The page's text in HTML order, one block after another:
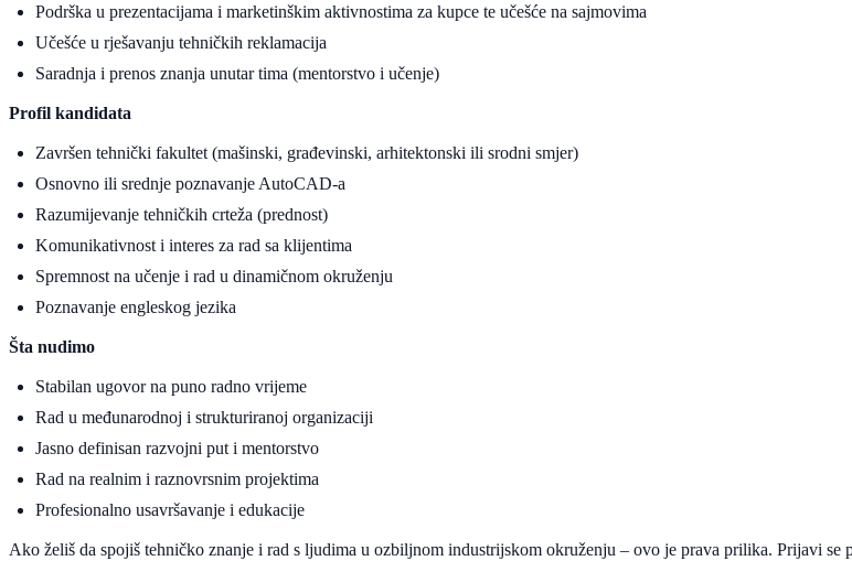
Podrška u prezentacijama i marketinškim aktivnostima za kupce te učešće na sajmovima
Učešće u rješavanju tehničkih reklamacija
Saradnja i prenos znanja unutar tima (mentorstvo i učenje)
Profil kandidata
Završen tehnički fakultet (mašinski, građevinski, arhitektonski ili srodni smjer)
Osnovno ili srednje poznavanje AutoCAD-a
Razumijevanje tehničkih crteža (prednost)
Komunikativnost i interes za rad sa klijentima
Spremnost na učenje i rad u dinamičnom okruženju
Poznavanje engleskog jezika
Šta nudimo
Stabilan ugovor na puno radno vrijeme
Rad u međunarodnoj i strukturiranoj organizaciji
Jasno definisan razvojni put i mentorstvo
Rad na realnim i raznovrsnim projektima
Profesionalno usavršavanje i edukacije
Ako želiš da spojiš tehničko znanje i rad s ljudima u ozbiljnom industrijskom okruženju – ovo je prava prilika. Prijavi se